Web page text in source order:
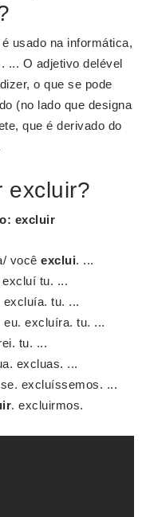
usado na informática,
... O adjetivo delével
o que se pode
(no lado que designa
que é derivado do
excluir?
excluir
você exclui. ...
tu. ...
excluía. tu. ...
eu. excluíra. tu. ...
tu. ...
excluas. ...
excluíssemos. ...
. excluirmos.